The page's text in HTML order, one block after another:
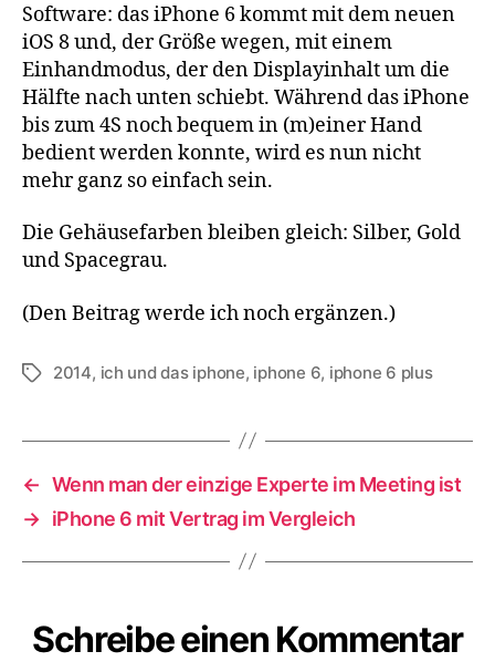
Software: das iPhone 6 kommt mit dem neuen
iOS 8 und, der Größe wegen, mit einem
Einhandmodus, der den Displayinhalt um die
Hälfte nach unten schiebt. Während das iPhone
bis zum 4S noch bequem in (m)einer Hand
bedient werden konnte, wird es nun nicht
mehr ganz so einfach sein.
Die Gehäusefarben bleiben gleich: Silber, Gold
und Spacegrau.
(Den Beitrag werde ich noch ergänzen.)
Schlagwörter
2014, ich und das iphone, iphone 6, iphone 6 plus
← Wenn man der einzige Experte im Meeting ist
→ iPhone 6 mit Vertrag im Vergleich
Schreibe einen Kommentar